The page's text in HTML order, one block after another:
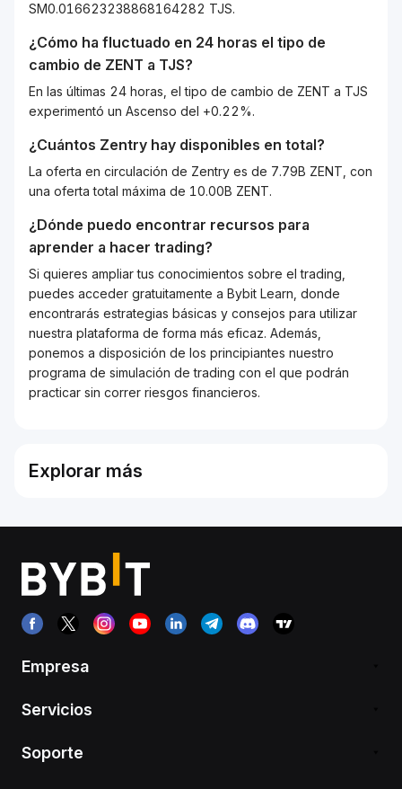
SM0.016623238868164282 TJS.
¿Cómo ha fluctuado en 24 horas el tipo de
cambio de ZENT a TJS?
En las últimas 24 horas, el tipo de cambio de ZENT a TJS
experimentó un Ascenso del +0.22%.
¿Cuántos Zentry hay disponibles en total?
La oferta en circulación de Zentry es de 7.79B ZENT, con
una oferta total máxima de 10.00B ZENT.
¿Dónde puedo encontrar recursos para
aprender a hacer trading?
Si quieres ampliar tus conocimientos sobre el trading,
puedes acceder gratuitamente a Bybit Learn, donde
encontrarás estrategias básicas y consejos para utilizar
nuestra plataforma de forma más eficaz. Además,
ponemos a disposición de los principiantes nuestro
programa de simulación de trading con el que podrán
practicar sin correr riesgos financieros.
Explorar más
Empresa
Servicios
Soporte